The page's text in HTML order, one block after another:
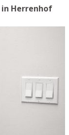
Herrenhof